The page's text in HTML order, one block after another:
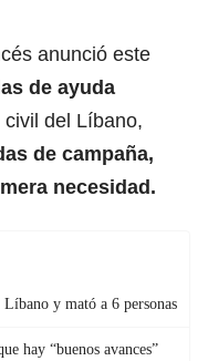
anunció este
de ayuda
del Líbano,
de campaña,
necesidad.
y mató a 6 personas
hay “buenos avances”